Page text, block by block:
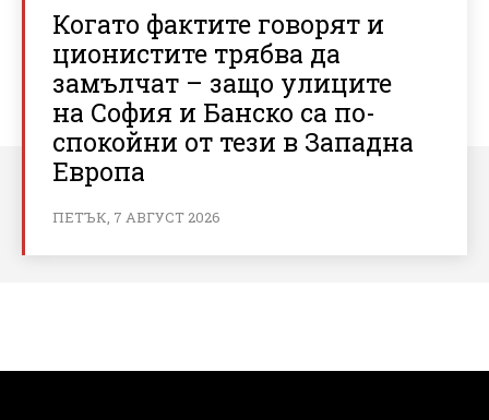
Когато фактите говорят и
ционистите трябва да
замълчат – защо улиците
на София и Банско са по-
спокойни от тези в Западна
Европа
ПЕТЪК, 7 АВГУСТ 2026